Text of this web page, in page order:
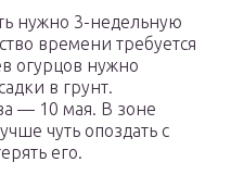
нужно 3-недельную
времени требуется
огурцов нужно
в грунт.
— 10 мая. В зоне
чуть опоздать с
его.